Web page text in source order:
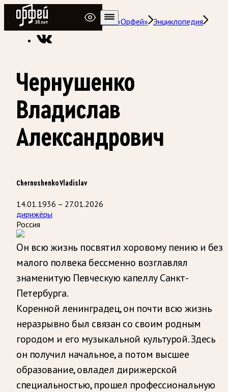
Радио Орфей
Радио классической музыки «Орфей» Энциклопедия
Чернушенко
Владислав
Александрович
Chernushenko Vladislav
14.01.1936 – 27.01.2026
дирижёры
Россия
Он всю жизнь посвятил хоровому пению и без
малого полвека бессменно возглавлял
знаменитую Певческую капеллу Санкт-
Петербурга.
Коренной ленинградец, он почти всю жизнь
неразрывно был связан со своим родным
городом и его музыкальной культурой. Здесь
он получил начальное, а потом высшее
образование, овладел дирижерской
специальностью, прошел профессиональную